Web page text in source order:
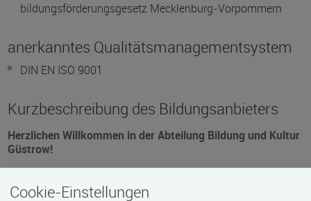
bildungs­förderungs­gesetz Mecklenburg-Vorpommern
anerkanntes Qualitätsmanagementsystem
DIN EN ISO 9001
Kurzbeschreibung des Bildungsanbieters
Herzlichen Willkommen in der Abteilung Bildung und Kultur
Güstrow!
Rotkreuz-Akademie wurde im Juli 2020 gegründet und
Cookie-Einstellungen